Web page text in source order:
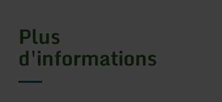
Plus
d'informations